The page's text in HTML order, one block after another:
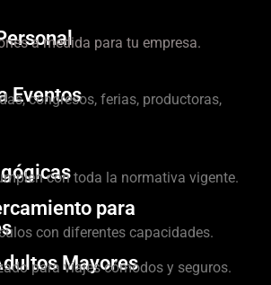
a medida para tu empresa.
Eventos
congresos, ferias, productoras,
con toda la normativa vigente.
para
con diferentes capacidades.
Mayores
para viajes cómodos y seguros.